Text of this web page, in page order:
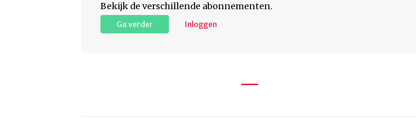
Bekijk de verschillende abonnementen.
Ga verder Inloggen